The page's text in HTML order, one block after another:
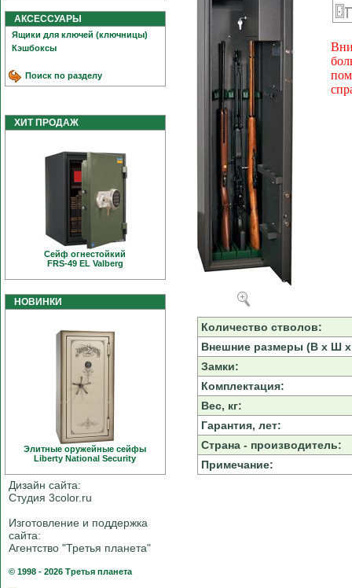
АКСЕССУАРЫ
Ящики для ключей (ключницы)
Кэшбоксы
Поиск по разделу
ХИТ ПРОДАЖ
Сейф огнестойкий
FRS-49 EL Valberg
НОВИНКИ
Элитные оружейные сейфы
Liberty National Security
Дизайн сайта:
Студия 3color.ru
Изготовление и поддержка
сайта:
Агентство "Третья планета"
© 1998 - 2026 Третья планета
Количество стволов:
Внешние размеры (В х Ш
Замки:
Комплектация:
Вес, кг:
Гарантия, лет:
Страна - производитель:
Примечание: